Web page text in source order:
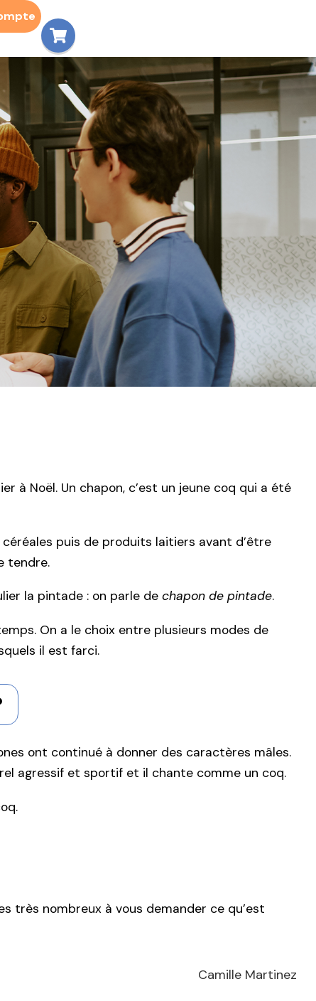
à Noël. Un chapon, c’est un jeune coq qui a été
puis de produits laitiers avant d’être
tendre.
la pintade : on parle de chapon de pintade.
On a le choix entre plusieurs modes de
il est farci.
ont continué à donner des caractères mâles.
agressif et sportif et il chante comme un coq.
très nombreux à vous demander ce qu’est
Camille Martinez